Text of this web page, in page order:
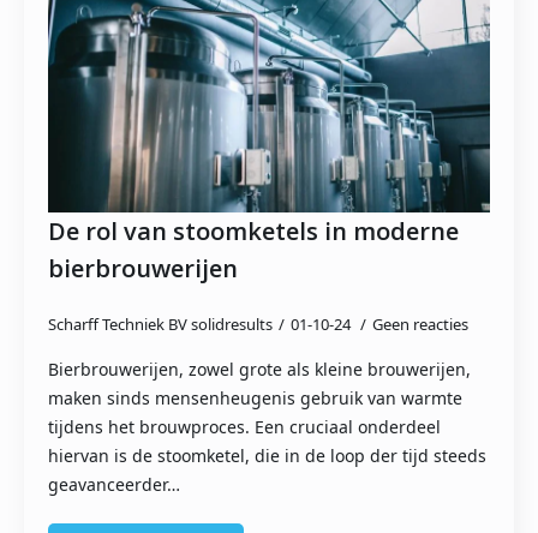
De rol van stoomketels in moderne
bierbrouwerijen
Scharff Techniek BV solidresults 01-10-24 Geen reacties
Bierbrouwerijen, zowel grote als kleine brouwerijen,
maken sinds mensenheugenis gebruik van warmte
tijdens het brouwproces. Een cruciaal onderdeel
hiervan is de stoomketel, die in de loop der tijd steeds
geavanceerder…